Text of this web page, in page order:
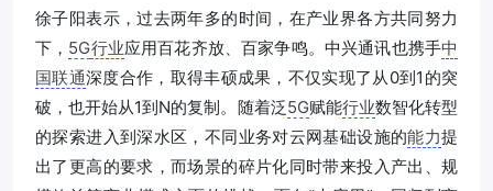
徐子阳表示，过去两年多的时间，在产业界各方共同努力
下， 5G行业应用百花齐放、百家争鸣。中兴通讯也携手中
国联通深度合作，取得丰硕成果，不仅实现了从0到1的突
破，也开始从1到N的复制。随着泛5G赋能行业数智化转型
的探索进入到深水区，不同业务对云网基础设施的能力提
出了更高的要求，而场景的碎片化同时带来投入产出、规